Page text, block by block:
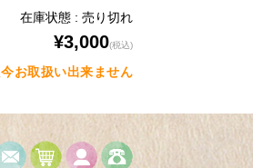
在庫状態 : 売り切れ
¥3,000(税込)
今お取扱い出来ません